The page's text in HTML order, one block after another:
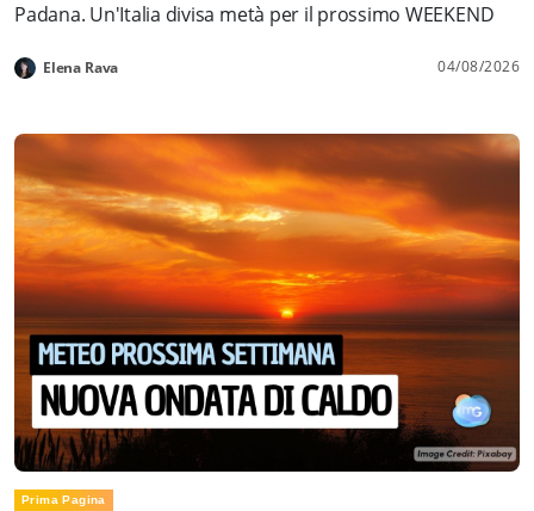
Padana. Un'Italia divisa metà per il prossimo WEEKEND
Elena Rava 04/08/2026
Prima Pagina